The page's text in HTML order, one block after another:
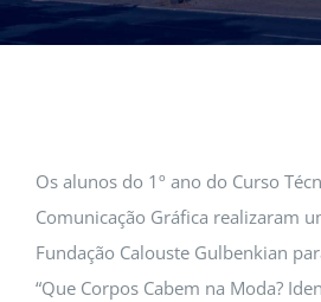
NOTÍCIAS
INSCRIÇÕES
Os alunos do 1º ano do Curso
Comunicação Gráfica realizaram
Fundação Calouste Gulbenkian
“Que Corpos Cabem na Moda?